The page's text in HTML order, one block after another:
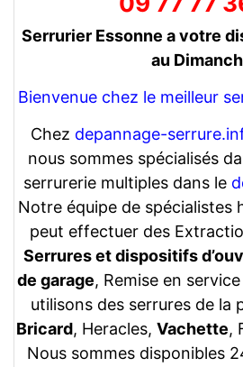
Serrurier Essonne a votre
au
Bienvenue chez le meilleur
Chez depannage-
nous sommes spécialisés
serrurerie multiples dans le
Notre équipe de spécialistes
peut effectuer des
Serrures et dispositifs
de garage, Remise en
utilisons des serrures de la
Bricard, Heracles, Vachette,
Nous sommes disponibles